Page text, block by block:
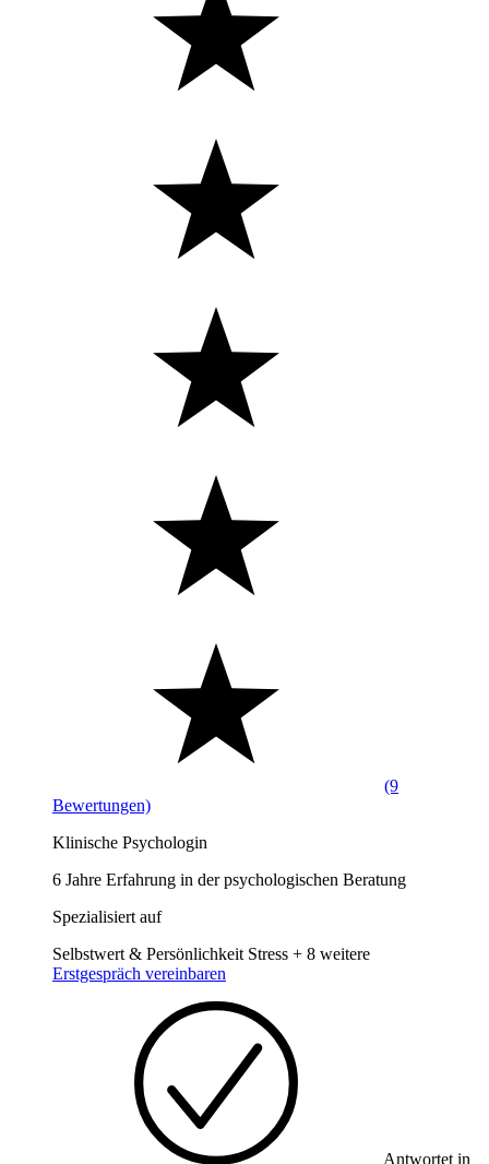
(9
Bewertungen)
Klinische Psychologin
6 Jahre Erfahrung in der psychologischen Beratung
Spezialisiert auf
Selbstwert & Persönlichkeit Stress + 8 weitere
Erstgespräch vereinbaren
Antwortet in